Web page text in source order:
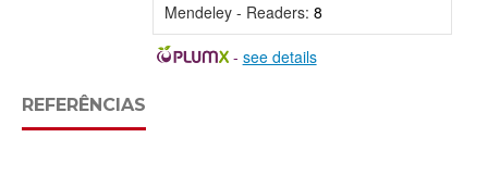
Mendeley - Readers: 8
- see details
REFERÊNCIAS